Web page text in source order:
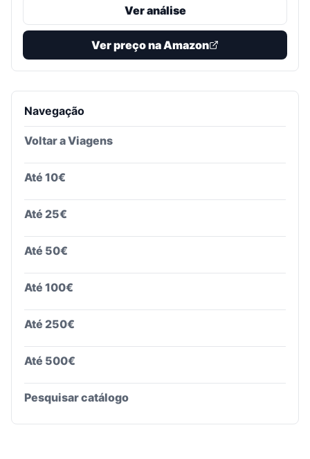
Ver análise
Ver preço na Amazon
Navegação
Voltar aViagens
Até 10€
Até 25€
Até 50€
Até 100€
Até 250€
Até 500€
Pesquisar catálogo